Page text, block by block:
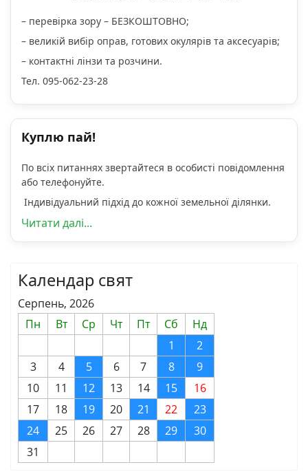
– перевірка зору – БЕЗКОШТОВНО;
– великій вибір оправ, готових окулярів та аксесуарів;
– контактні лінзи та розчини.
Тел. 095-062-23-28
Куплю пай!
По всіх питаннях звертайтеся в особисті повідомлення
або телефонуйте.
Індивідуальний підхід до кожної земельної ділянки.
Читати далі...
Календар свят
Серпень, 2026
Пн
Вт Ср Чт Пт Сб
Нд
1
2
3
4 5 6 7 8
9
10
11 12 13 14 15
16
17
18 19 20 21 22
23
24
25 26 27 28 29
30
31